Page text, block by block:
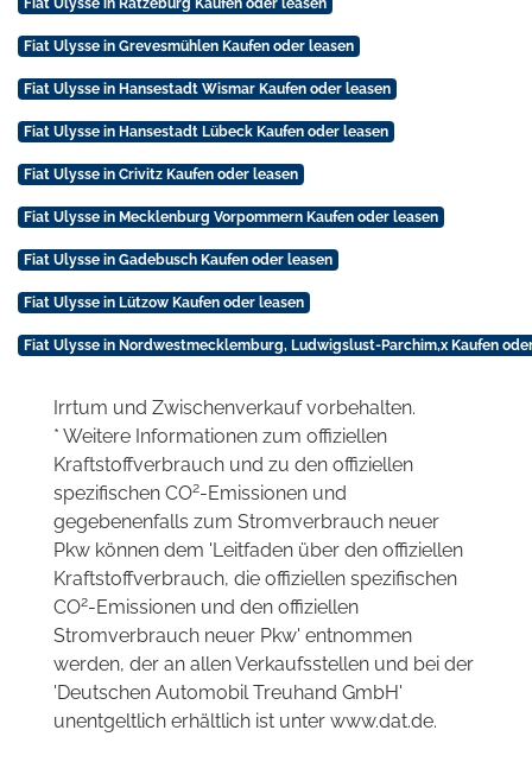
Fiat Ulysse in Ratzeburg Kaufen oder leasen
Fiat Ulysse in Grevesmühlen Kaufen oder leasen
Fiat Ulysse in Hansestadt Wismar Kaufen oder leasen
Fiat Ulysse in Hansestadt Lübeck Kaufen oder leasen
Fiat Ulysse in Crivitz Kaufen oder leasen
Fiat Ulysse in Mecklenburg Vorpommern Kaufen oder leasen
Fiat Ulysse in Gadebusch Kaufen oder leasen
Fiat Ulysse in Lützow Kaufen oder leasen
Fiat Ulysse in Nordwestmecklemburg, Ludwigslust-Parchim,x Kaufen
Irrtum und Zwischenverkauf vorbehalten.
* Weitere Informationen zum offiziellen
Kraftstoffverbrauch und zu den offiziellen
spezifischen CO2-Emissionen und
gegebenenfalls zum Stromverbrauch neuer
Pkw können dem 'Leitfaden über den offiziellen
Kraftstoffverbrauch, die offiziellen spezifischen
CO2-Emissionen und den offiziellen
Stromverbrauch neuer Pkw' entnommen
werden, der an allen Verkaufsstellen und bei der
'Deutschen Automobil Treuhand GmbH'
unentgeltlich erhältlich ist unter www.dat.de.